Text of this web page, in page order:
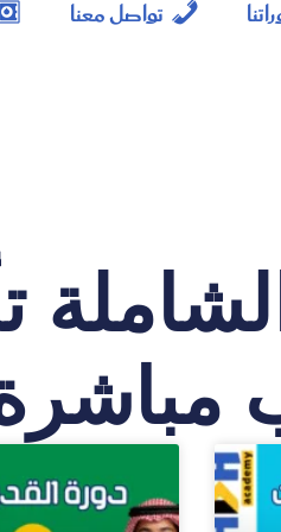
تواصل معنا